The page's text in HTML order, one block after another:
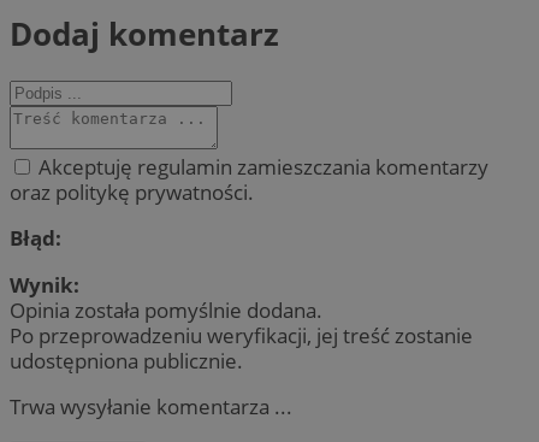
Dodaj komentarz
Akceptuję regulamin zamieszczania komentarzy
oraz politykę prywatności.
Błąd:
Wynik:
Opinia została pomyślnie dodana.
Po przeprowadzeniu weryfikacji, jej treść zostanie
udostępniona publicznie.
Trwa wysyłanie komentarza ...